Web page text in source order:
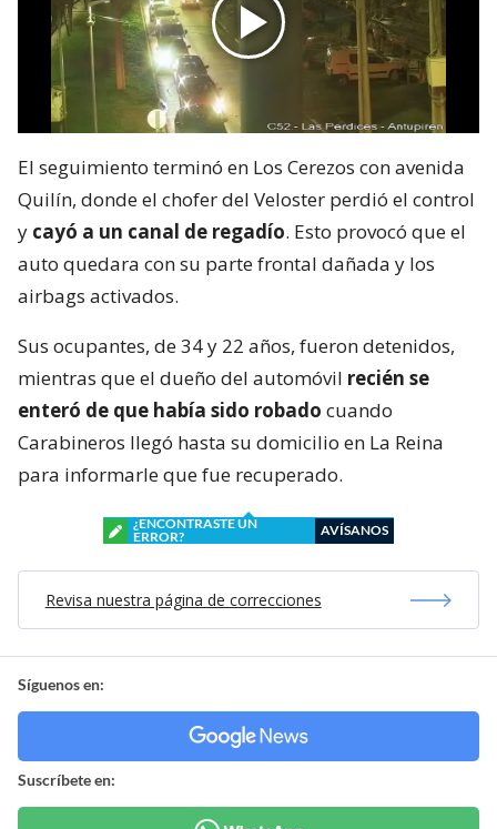
El seguimiento terminó en Los Cerezos con avenida
Quilín, donde el chofer del Veloster perdió el control
y cayó a un canal de regadío. Esto provocó que el
auto quedara con su parte frontal dañada y los
airbags activados.
Sus ocupantes, de 34 y 22 años, fueron detenidos,
mientras que el dueño del automóvil recién se
enteró de que había sido robado cuando
Carabineros llegó hasta su domicilio en La Reina
para informarle que fue recuperado.
¿ENCONTRASTE UN
ERROR?
AVÍSANOS
Revisa nuestra página de correcciones
Síguenos en:
Suscríbete en: